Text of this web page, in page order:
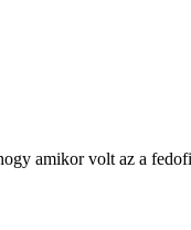
amikor volt az a